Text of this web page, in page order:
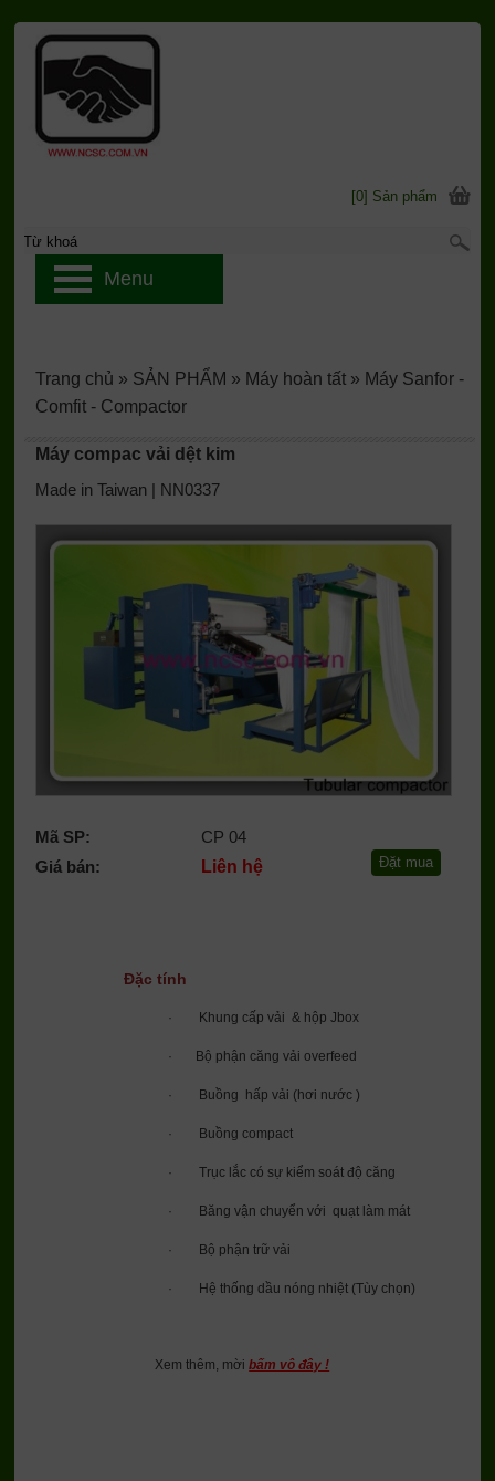
Máy compac vải dệt kim
Made in Taiwan | NN0337
Mã SP:
CP 04
Giá bán:
Liên hệ
Đặc tính
· Khung cấp vải & hộp Jbox
· Bộ phận căng vải overfeed
· Buồng hấp vải (hơi nước )
· Buồng compact
· Trục lắc có sự kiểm soát độ căng
· Băng vận chuyển với quạt làm mát
· Bộ phận trữ vải
· Hệ thống dầu nóng nhiệt (Tùy chọn)
Xem thêm, mờibấm vô đây !
Trang chủ » SẢN PHẨM » Máy hoàn tất » Máy Sanfor -
Comfit - Compactor
[0] Sản phẩm
Menu